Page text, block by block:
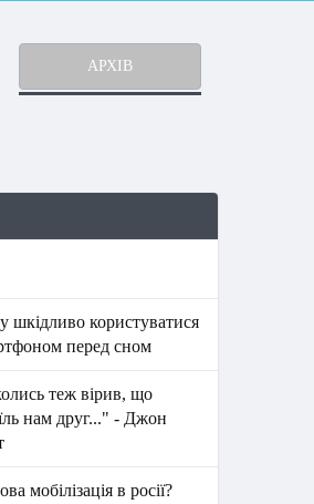
АРХІВ
шкідливо користуватися
перед сном
теж вірив, що
нам друг..." - Джон
мобілізація в росії?